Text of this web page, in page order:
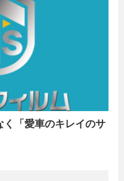
く「愛車のキレイのサ